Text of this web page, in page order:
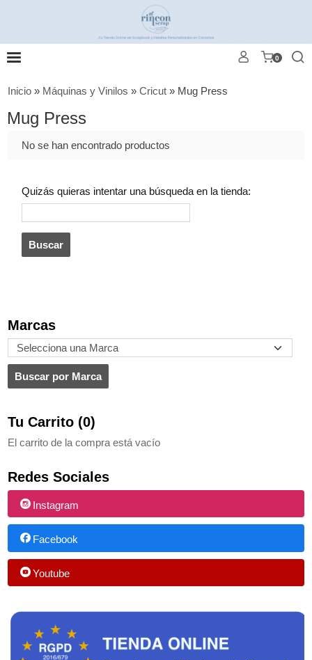
0
Marcas
Tu Carrito (0)
El carrito de la compra está vacío
Redes Sociales
Instagram
Facebook
Youtube
Inicio » Máquinas y Vinilos » Cricut » Mug Press
Mug Press
No se han encontrado productos
Quizás quieras intentar una búsqueda en la tienda: